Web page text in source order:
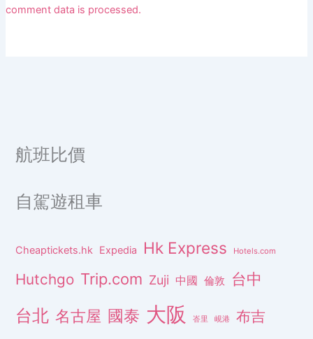
comment data is processed.
航班比價
自駕遊租車
Cheaptickets.hk Expedia Hk Express Hotels.com
Hutchgo Trip.com Zuji 中國 倫敦 台中
台北 名古屋 國泰 大阪 峇里 峴港 布吉